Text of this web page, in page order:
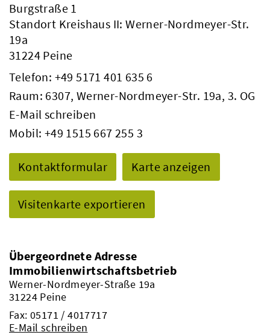
Burgstraße 1
Standort Kreishaus II: Werner-Nordmeyer-Str.
19a
31224 Peine
Telefon: +49 5171 401 635 6
Raum: 6307, Werner-Nordmeyer-Str. 19a, 3. OG
E-Mail schreiben
Mobil: +49 1515 667 255 3
Kontaktformular Karte anzeigen
Visitenkarte exportieren
Übergeordnete Adresse
Immobilienwirtschaftsbetrieb
Werner-Nordmeyer-Straße 19a
31224 Peine
Fax: 05171 / 4017717
E-Mail schreiben